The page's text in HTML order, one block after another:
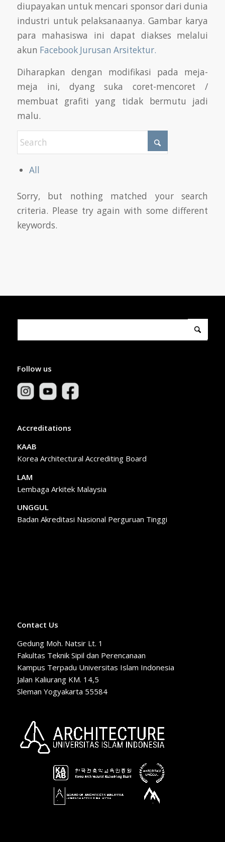
diupayakan untuk mencari sponsor dari dunia
industri untuk pelaksanaanya. Gambar karya
para mahasiswa ini dapat diakses melalui
akun Facebook Jurusan Arsitektur.
Diharapkan dengan modifikasi pada meja-
meja ini, dyang suka coret-mencoret /
membuat grafiti yang tidak bermutu jadi
malu.
All
Sorry, but nothing matched your search
criteria. Please try again with some different
keywords.
Follow us
Accreditations
KAAB
Korea Architectural Accrediting Board
LAM
Lembaga Arkitek Malaysia
UNGGUL
Badan Akreditasi Nasional Perguruan Tinggi
Contact Us
Gedung Moh. Natsir Lt. 1
Fakultas Teknik Sipil dan Perencanaan
Kampus Terpadu Universitas Islam Indonesia
Jalan Kaliurang KM. 14,5
Sleman Yogyakarta 55584